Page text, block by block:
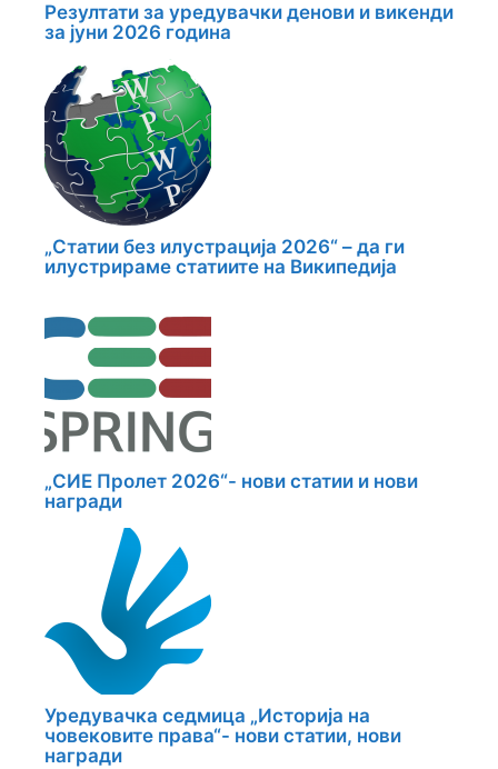
Резултати за уредувачки денови и викенди
за јуни 2026 година
„Статии без илустрација 2026“ – да ги
илустрираме статиите на Википедија
„СИЕ Пролет 2026“- нови статии и нови
награди
Уредувачка седмица „Историја на
човековите права“- нови статии, нови
награди